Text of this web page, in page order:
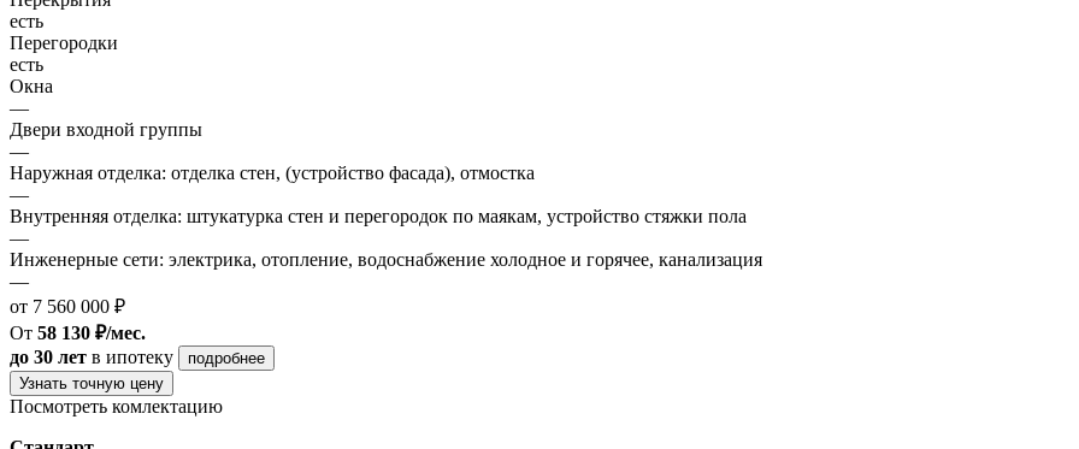
есть
Перегородки
есть
Окна
—
Двери входной группы
—
Наружная отделка: отделка стен, (устройство фасада), отмостка
—
Внутренняя отделка: штукатурка стен и перегородок по маякам, устройство стяжки пола
—
Инженерные сети: электрика, отопление, водоснабжение холодное и горячее, канализация
—
от 7 560 000 ₽
От 58 130 ₽/мес.
до 30 лет в ипотеку
подробнее
Узнать точную цену
Посмотреть комлектацию